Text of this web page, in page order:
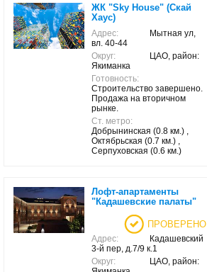
ЖК "Sky House" (Скай
Хаус)
Адрес:
Мытная ул,
вл. 40-44
Округ:
ЦАО, район:
Якиманка
Готовность:
Строительство завершено.
Продажа на вторичном
рынке.
Ст. метро:
Добрынинская (0.8 км.) ,
Октябрьская (0.7 км.) ,
Серпуховская (0.6 км.)
Лофт-апартаменты
"Кадашевские палаты"
ПРОВЕРЕНО
Адрес:
Кадашевский
3-й пер, д.7/9 к.1
Округ:
ЦАО, район: